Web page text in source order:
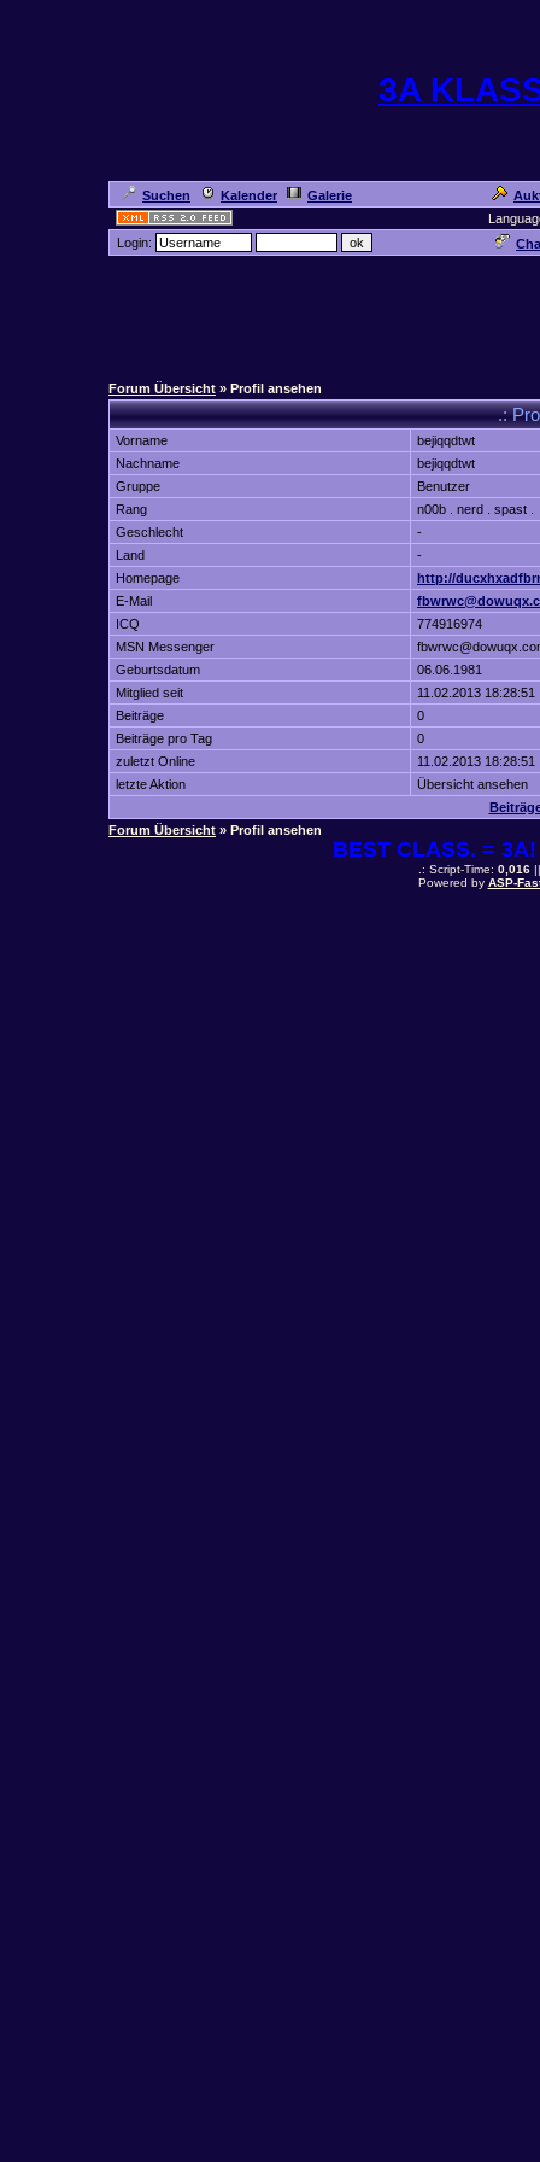
3A
Suchen Kalender Galerie
Login:
Forum Übersicht » Profil ansehen
.:
Vorname
bejiqqdtwt
Nachname
bejiqqdtwt
Gruppe
Benutzer
Rang
n00b . nerd . spast .
Geschlecht
-
Land
-
Homepage
http://
E-Mail
ICQ
774916974
MSN Messenger
Geburtsdatum
06.06.1981
Mitglied seit
11.02.2013 18:28:51
Beiträge
0
Beiträge pro Tag
0
zuletzt Online
11.02.2013 18:28:51
letzte Aktion
Übersicht ansehen
Forum Übersicht » Profil ansehen
BEST CLASS. =
.: Script-Time: 0,016||
Powered by ASP-